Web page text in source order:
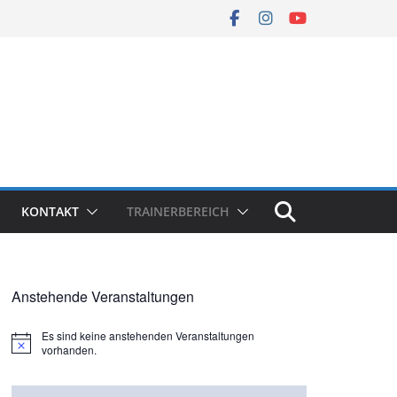
KONTAKT TRAINERBEREICH
Anstehende Veranstaltungen
H
Es sind keine anstehenden Veranstaltungen
vorhanden.